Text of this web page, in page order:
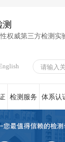
权威第三方检测实
检测服务 体系认
关于我们